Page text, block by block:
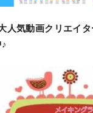
人気動画クリエイ